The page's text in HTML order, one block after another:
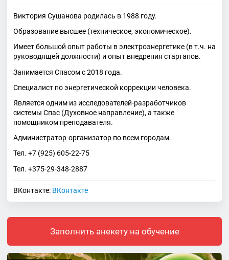
Виктория Сушанова родилась в 1988 году.
Образование высшее (техническое, экономическое).
Имеет большой опыт работы в электроэнергетике (в т.ч. на
руководящей должности) и опыт внедрения стартапов.
Занимается Спасом с 2018 года.
Специалист по энергетической коррекции человека.
Является одним из исследователей-разработчиков
системы Спас (Духовное направление), а также
помощником преподавателя.
Администратор-организатор по всем городам.
Тел. +7 (925) 605-22-75
Тел. +375-29-348-2887
ВКонтакте: ВКонтакте
Заполнить анекету на обучение